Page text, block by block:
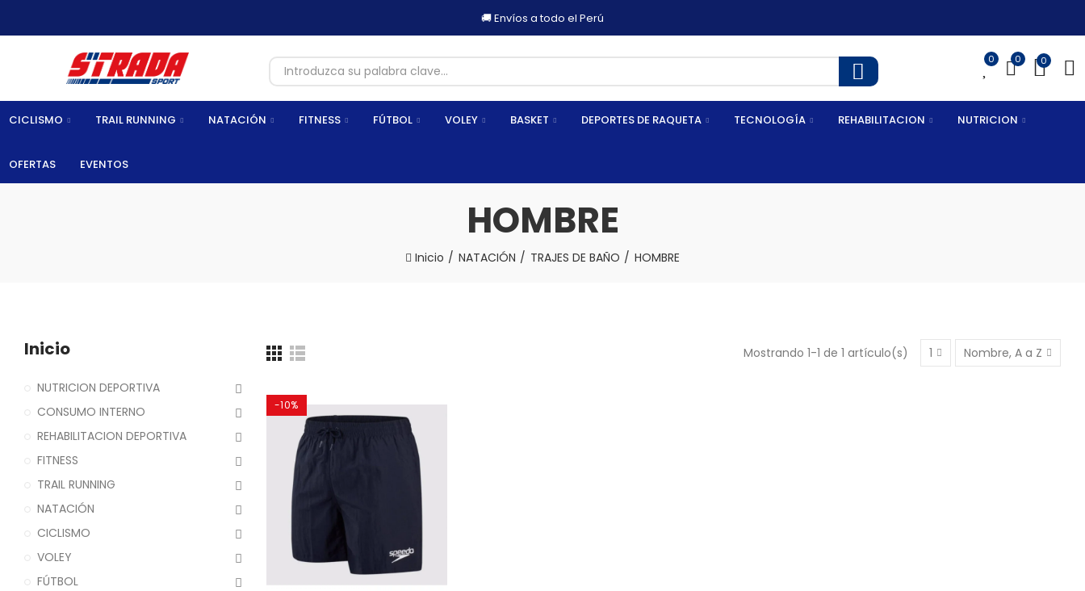
🚚 Envíos a todo el Perú
0 0 0
CICLISMO TRAIL RUNNING NATACIÓN FITNESS FÚTBOL VOLEY BASKET DEPORTES DE RAQUETA TECNOLOGÍA REHABILITACION NUTRICION
OFERTAS EVENTOS
HOMBRE
Inicio NATACIÓN TRAJES DE BAÑO HOMBRE
Mostrando 1-1 de 1 artículo(s) 1 Nombre, A a Z
-10%
Inicio
NUTRICION DEPORTIVA
CONSUMO INTERNO
REHABILITACION DEPORTIVA
FITNESS
TRAIL RUNNING
NATACIÓN
CICLISMO
VOLEY
FÚTBOL